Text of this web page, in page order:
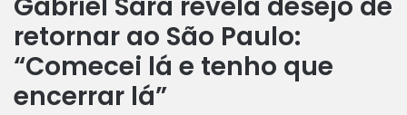
retornar ao São Paulo:
“Comecei lá e tenho que
encerrar lá”